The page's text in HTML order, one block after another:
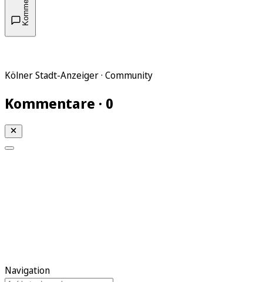
Kölner Stadt-Anzeiger · Community
Kommentare · 0
Navigation